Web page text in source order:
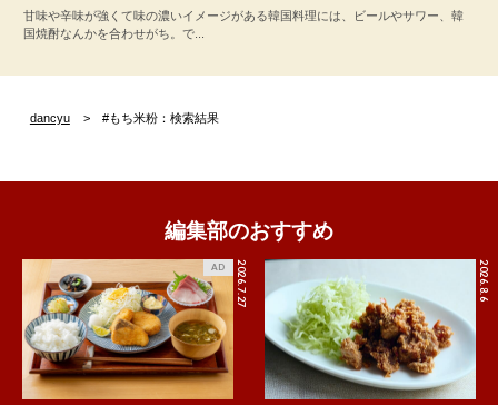
甘味や辛味が強くて味の濃いイメージがある韓国料理には、ビールやサワー、韓
国焼酎なんかを合わせがち。で...
dancyu #もち米粉：検索結果
編集部のおすすめ
2026.7.27
AD 2026.8.6